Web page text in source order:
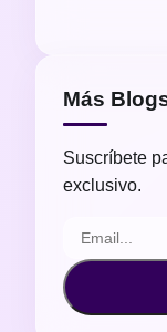
Más
Suscríbete
exclusivo.